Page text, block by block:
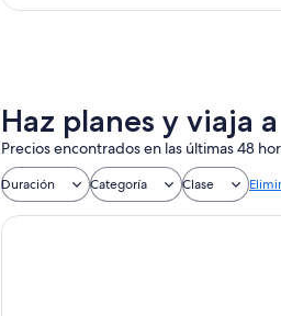
Haz planes y viaja
Precios encontrados en las últimas 48
Duración Categoría Clase